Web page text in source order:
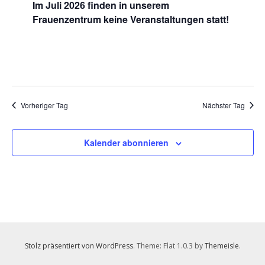
2026
Im Juli 2026 finden in unserem
Frauenzentrum keine Veranstaltungen statt!
Vorheriger Tag Nächster Tag
Kalender abonnieren
Stolz präsentiert von WordPress. Theme: Flat 1.0.3 byThemeisle.